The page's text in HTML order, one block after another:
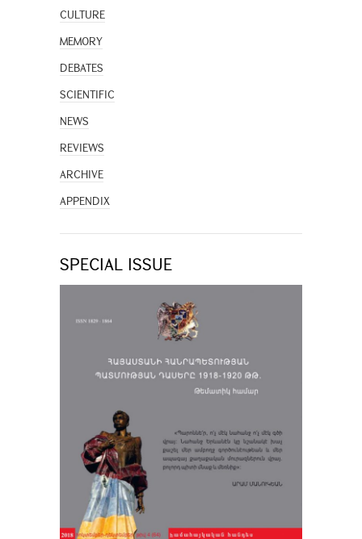
CULTURE
MEMORY
DEBATES
SCIENTIFIC
NEWS
REVIEWS
ARCHIVE
APPENDIX
SPECIAL ISSUE